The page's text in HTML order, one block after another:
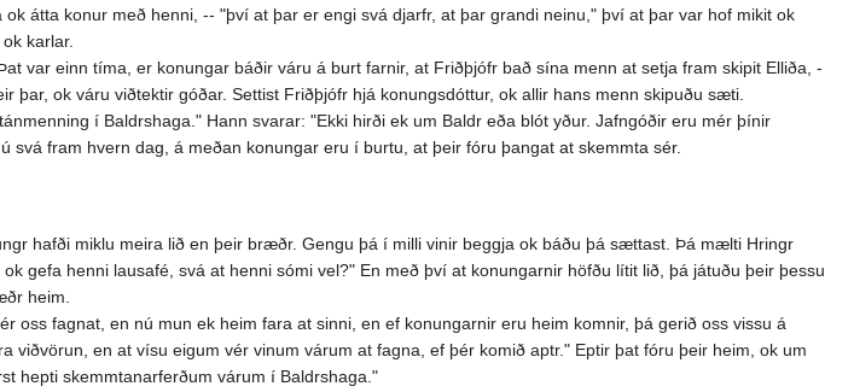
átta konur með henni, -- "því at þar er engi svá djarfr, at þar grandi neinu," því at þar var hof mikit ok
karlar.
var einn tíma, er konungar báðir váru á burt farnir, at Friðþjófr bað sína menn at setja fram skipit Elliða, -
þar, ok váru viðtektir góðar. Settist Friðþjófr hjá konungsdóttur, ok allir hans menn skipuðu sæti.
í Baldrshaga." Hann svarar: "Ekki hirði ek um Baldr eða blót yður. Jafngóðir eru mér þínir
svá fram hvern dag, á meðan konungar eru í burtu, at þeir fóru þangat at skemmta sér.
hafði miklu meira lið en þeir bræðr. Gengu þá í milli vinir beggja ok báðu þá sættast. Þá mælti Hringr
gefa henni lausafé, svá at henni sómi vel?" En með því at konungarnir höfðu lítit lið, þá játuðu þeir þessu
heim.
fagnat, en nú mun ek heim fara at sinni, en ef konungarnir eru heim komnir, þá gerið oss vissu á
en at vísu eigum vér vinum várum at fagna, ef þér komið aptr." Eptir þat fóru þeir heim, ok um
hepti skemmtanarferðum várum í Baldrshaga."